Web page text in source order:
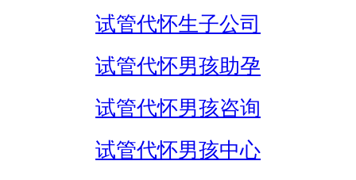
试管代怀生子公司
试管代怀男孩助孕
试管代怀男孩咨询
试管代怀男孩中心